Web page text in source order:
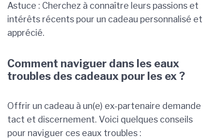
Astuce : Cherchez à connaître leurs passions et
intérêts récents pour un cadeau personnalisé et
apprécié.
Comment naviguer dans les eaux
troubles des cadeaux pour les ex ?
Offrir un cadeau à un(e) ex-partenaire demande
tact et discernement. Voici quelques conseils
pour naviguer ces eaux troubles :